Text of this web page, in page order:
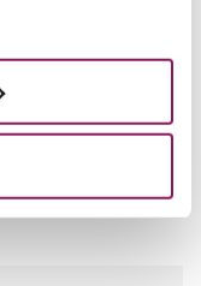
werden.
ratsam. Zudem
der
Solarium)